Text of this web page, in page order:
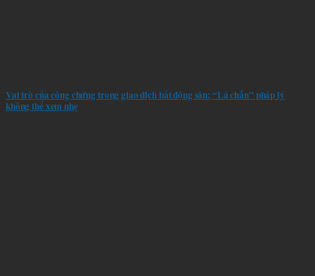
Vai trò của công chứng trong giao dịch bất động sản: “Lá chắn” pháp lý
không thể xem nhẹ